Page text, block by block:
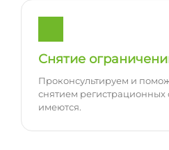
Снятие
Проконсультируем и
снятием
имеются.